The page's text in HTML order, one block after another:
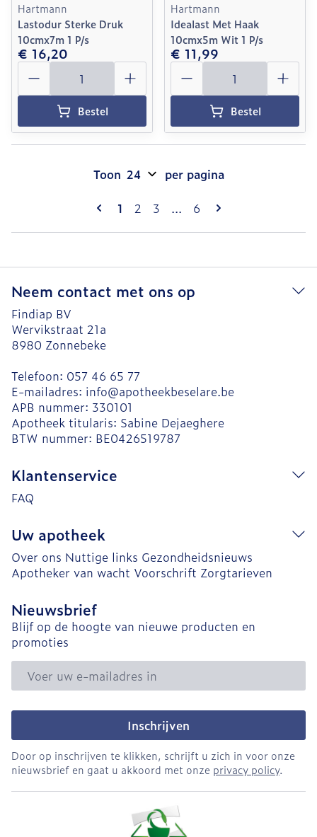
Hartmann
Lastodur Sterke Druk
10cmx7m 1 P/s
€ 16,20
Aantal
Bestel
Hartmann
Idealast Met Haak
10cmx5m Wit 1 P/s
€ 11,99
Aantal
Bestel
Pagina's
U lees momenteel pagina
1 Pagina
2 Pagina
3 ... Pagina
6
Toon per pagina
Neem contact met ons op
Findiap BV
Wervikstraat 21a
8980 Zonnebeke
Telefoon: 057 46 65 77
E-mailadres: info@apotheekbeselare.be
APB nummer: 330101
Apotheek titularis: Sabine Dejaeghere
BTW nummer: BE0426519787
Klantenservice
FAQ
Uw apotheek
Over ons Nuttige links Gezondheidsnieuws
Apotheker van wacht Voorschrift Zorgtarieven
Nieuwsbrief
Blijf op de hoogte van nieuwe producten en
promoties
E-mail adres
Inschrijven
Door op inschrijven te klikken, schrijft u zich in voor onze
nieuwsbrief en gaat u akkoord met onze privacy policy.